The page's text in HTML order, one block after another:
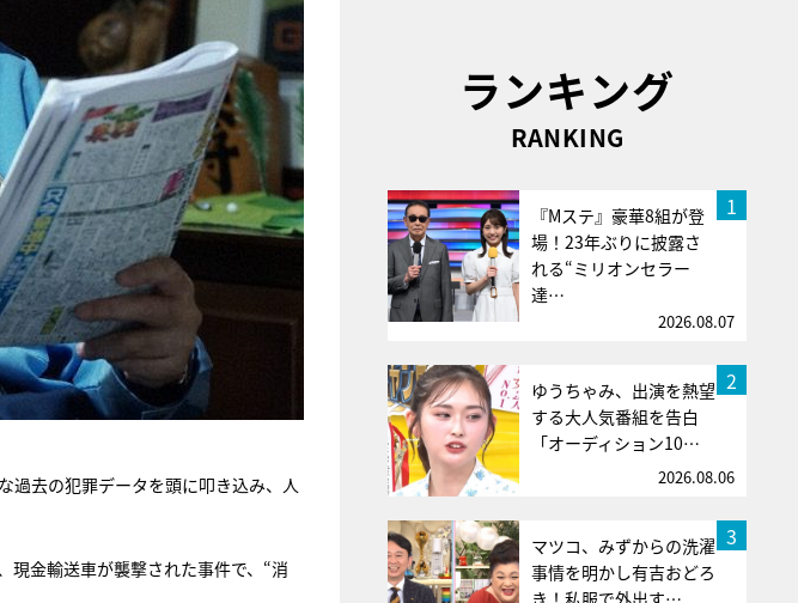
過去の犯罪データを頭に叩き込み、人
現金輸送車が襲撃された事件で、“消
ランキング
RANKING
1
『Mステ』豪華8組が登
場！23年ぶりに披露さ
れる“ミリオンセラー
達…
2026.08.07
2
ゆうちゃみ、出演を熱望
する大人気番組を告白
「オーディション10…
2026.08.06
3
マツコ、みずからの洗濯
事情を明かし有吉おどろ
き！私服で外出す…